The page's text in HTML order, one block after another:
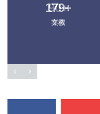
179+
文教